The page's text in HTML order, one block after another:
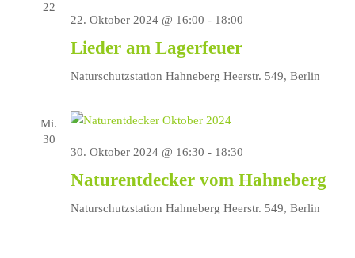
22
22. Oktober 2024 @ 16:00 - 18:00
Lieder am Lagerfeuer
Naturschutzstation Hahneberg Heerstr. 549, Berlin
Mi.
30
30. Oktober 2024 @ 16:30 - 18:30
Naturentdecker vom Hahneberg
Naturschutzstation Hahneberg Heerstr. 549, Berlin